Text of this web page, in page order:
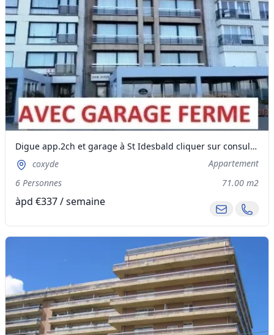
Digue app.2ch et garage à St Idesbald cliquer sur consulter calendrier est libre en blanc
coxyde
Appartement
6 Personnes
71.00 m2
àpd €337 / semaine